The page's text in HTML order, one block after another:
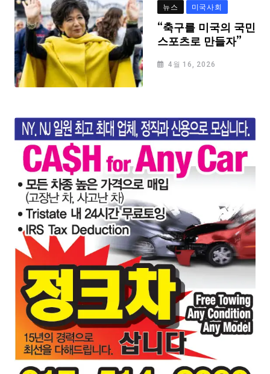
뉴스 미국사회
“축구를 미국의 국민
스포츠로 만들자”
4월 16, 2026